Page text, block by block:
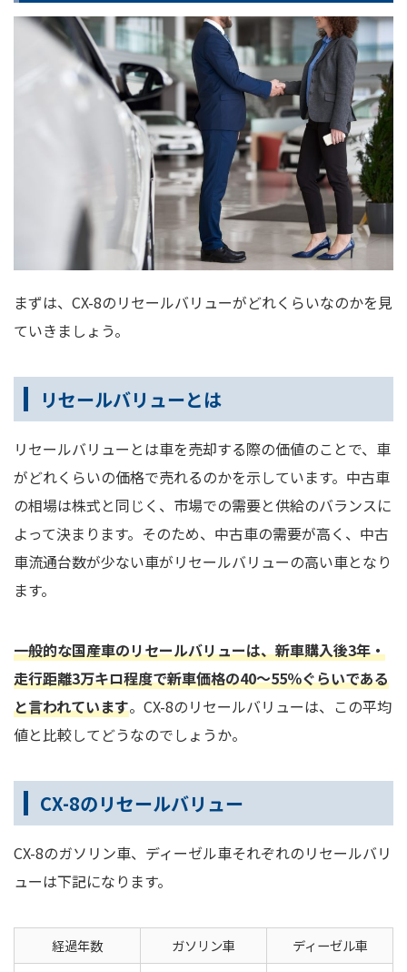
まずは、CX-8のリセールバリューがどれくらいなのかを見
ていきましょう。
リセールバリューとは
リセールバリューとは車を売却する際の価値のことで、車
がどれくらいの価格で売れるのかを示しています。中古車
の相場は株式と同じく、市場での需要と供給のバランスに
よって決まります。そのため、中古車の需要が高く、中古
車流通台数が少ない車がリセールバリューの高い車となり
ます。
一般的な国産車のリセールバリューは、新車購入後3年・
走行距離3万キロ程度で新車価格の40～55％ぐらいである
と言われています。CX-8のリセールバリューは、この平均
値と比較してどうなのでしょうか。
CX-8のリセールバリュー
CX-8のガソリン車、ディーゼル車それぞれのリセールバリ
ューは下記になります。
経過年数 ガソリン車 ディーゼル車